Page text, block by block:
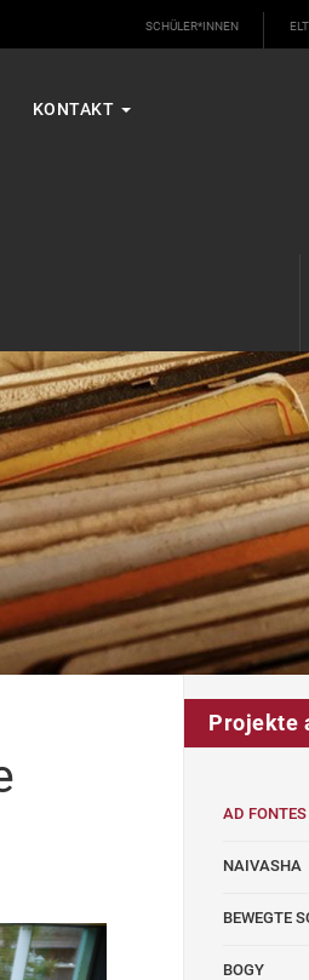
SCHÜLER*INNEN
KONTAKT
Projekte
AD FONTES
NAIVASHA
BEWEGTE
BOGY